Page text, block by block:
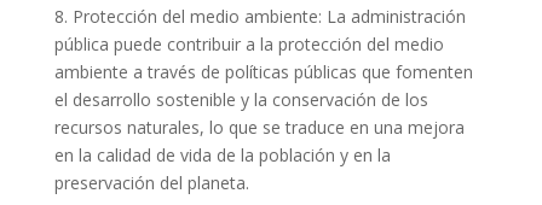
8. Protección del medio ambiente: La administración
pública puede contribuir a la protección del medio
ambiente a través de políticas públicas que fomenten
el desarrollo sostenible y la conservación de los
recursos naturales, lo que se traduce en una mejora
en la calidad de vida de la población y en la
preservación del planeta.